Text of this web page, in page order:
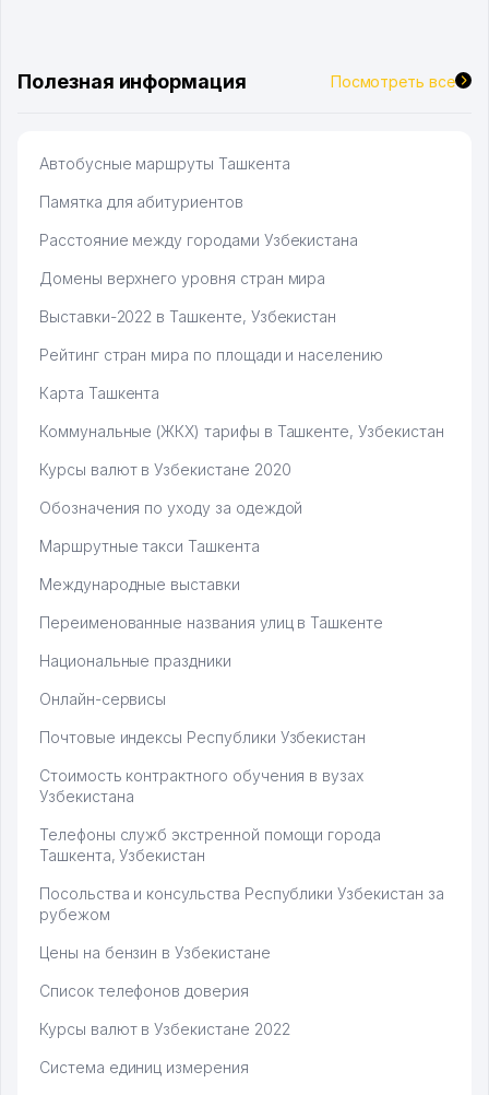
Полезная информация Посмотреть все
Автобусные маршруты Ташкента
Памятка для абитуриентов
Расстояние между городами Узбекистана
Домены верхнего уровня стран мира
Выставки-2022 в Ташкенте, Узбекистан
Рейтинг стран мира по площади и населению
Карта Ташкента
Коммунальные (ЖКХ) тарифы в Ташкенте, Узбекистан
Курсы валют в Узбекистане 2020
Обозначения по уходу за одеждой
Маршрутные такси Ташкента
Международные выставки
Переименованные названия улиц в Ташкенте
Национальные праздники
Онлайн-сервисы
Почтовые индексы Республики Узбекистан
Стоимость контрактного обучения в вузах
Узбекистана
Телефоны служб экстренной помощи города
Ташкента, Узбекистан
Посольства и консульства Республики Узбекистан за
рубежом
Цены на бензин в Узбекистане
Список телефонов доверия
Курсы валют в Узбекистане 2022
Система единиц измерения